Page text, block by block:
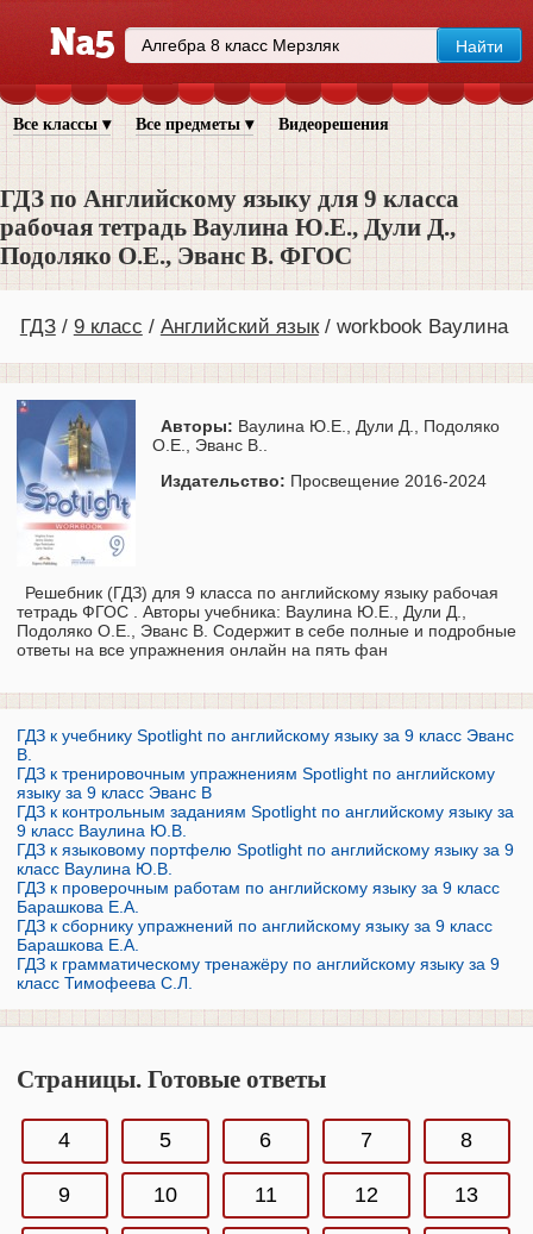
Все классы ▾ Все предметы ▾ Видеорешения
ГДЗ по Английскому языку для 9 класса
рабочая тетрадь Ваулина Ю.Е., Дули Д.,
Подоляко О.Е., Эванс В. ФГОС
ГДЗ 9 класс Английский язык workbook Ваулина
Авторы: Ваулина Ю.Е., Дули Д., Подоляко
О.Е., Эванс В..
Издательство: Просвещение 2016-2024
Решебник (ГДЗ) для 9 класса по английскому языку рабочая
тетрадь ФГОС . Авторы учебника: Ваулина Ю.Е., Дули Д.,
Подоляко О.Е., Эванс В. Содержит в себе полные и подробные
ответы на все упражнения онлайн на пять фан
ГДЗ к учебнику Spotlight по английскому языку за 9 класс Эванс
В.
ГДЗ к тренировочным упражнениям Spotlight по английскому
языку за 9 класс Эванс В
ГДЗ к контрольным заданиям Spotlight по английскому языку за
9 класс Ваулина Ю.В.
ГДЗ к языковому портфелю Spotlight по английскому языку за 9
класс Ваулина Ю.В.
ГДЗ к проверочным работам по английскому языку за 9 класс
Барашкова Е.А.
ГДЗ к сборнику упражнений по английскому языку за 9 класс
Барашкова Е.А.
ГДЗ к грамматическому тренажёру по английскому языку за 9
класс Тимофеева С.Л.
Страницы. Готовые ответы
4 5 6 7 8
9 10 11 12 13